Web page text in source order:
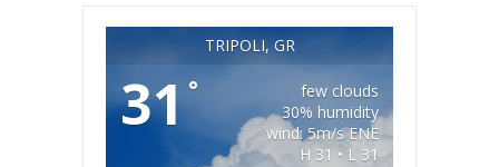
TRIPOLI, GR
31°
few clouds
30% humidity
wind: 5m/s ENE
H 31 • L 31